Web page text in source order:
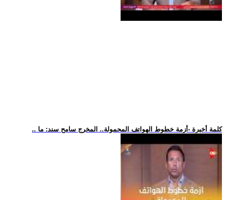
.. كلمة أخيرة -أزمة خطوط الهواتف المحمولة.. المخرج سامح سند: ما